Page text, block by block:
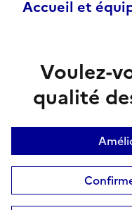
Accueil et
Voulez-
qualité